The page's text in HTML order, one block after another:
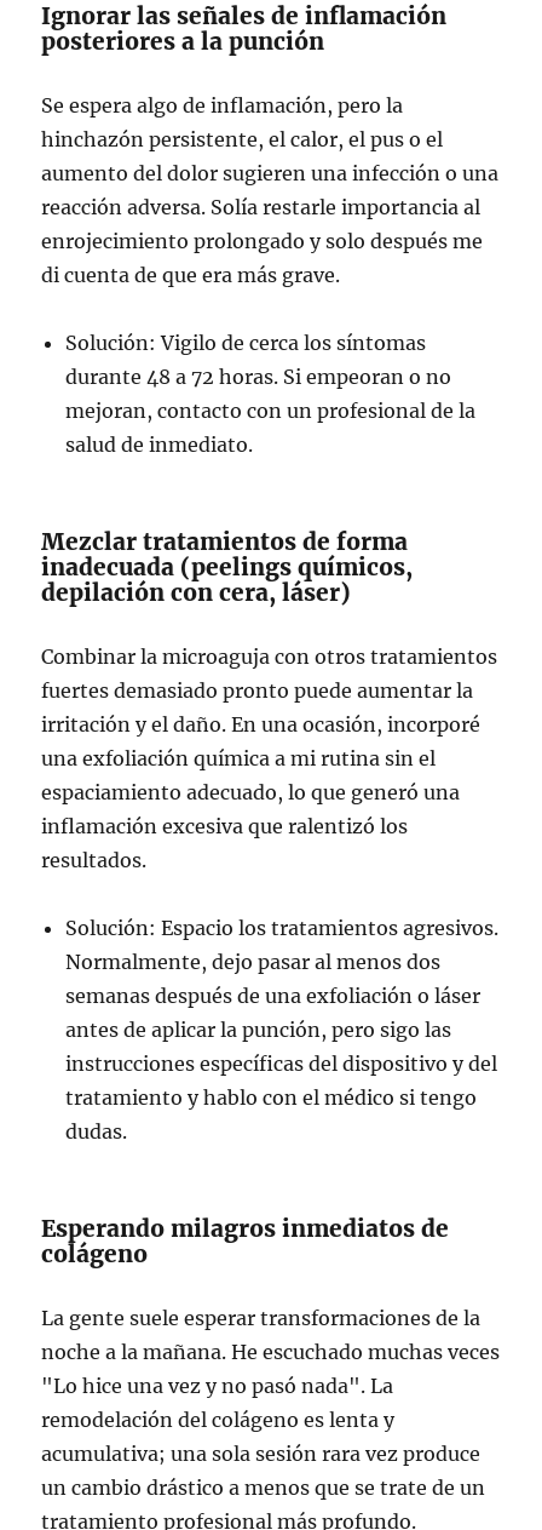
Ignorar las señales de inflamación
posteriores a la punción
Se espera algo de inflamación, pero la
hinchazón persistente, el calor, el pus o el
aumento del dolor sugieren una infección o una
reacción adversa. Solía restarle importancia al
enrojecimiento prolongado y solo después me
di cuenta de que era más grave.
Solución: Vigilo de cerca los síntomas
durante 48 a 72 horas. Si empeoran o no
mejoran, contacto con un profesional de la
salud de inmediato.
Mezclar tratamientos de forma
inadecuada (peelings químicos,
depilación con cera, láser)
Combinar la microaguja con otros tratamientos
fuertes demasiado pronto puede aumentar la
irritación y el daño. En una ocasión, incorporé
una exfoliación química a mi rutina sin el
espaciamiento adecuado, lo que generó una
inflamación excesiva que ralentizó los
resultados.
Solución: Espacio los tratamientos agresivos.
Normalmente, dejo pasar al menos dos
semanas después de una exfoliación o láser
antes de aplicar la punción, pero sigo las
instrucciones específicas del dispositivo y del
tratamiento y hablo con el médico si tengo
dudas.
Esperando milagros inmediatos de
colágeno
La gente suele esperar transformaciones de la
noche a la mañana. He escuchado muchas veces
"Lo hice una vez y no pasó nada". La
remodelación del colágeno es lenta y
acumulativa; una sola sesión rara vez produce
un cambio drástico a menos que se trate de un
tratamiento profesional más profundo.